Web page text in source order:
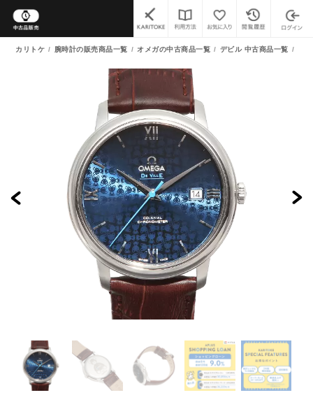
カリトケ 腕時計の販売商品一覧 オメガの中古商品一覧 デビル 中古商品一覧